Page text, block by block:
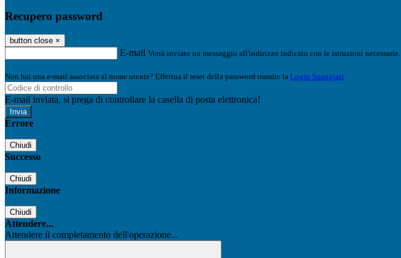
Recupero password
button close ×
E-mail Verrà inviato un messaggio all'indirizzo indicato con le istruzioni necessarie.
Non hai una e-mail associata al nome utente? Effettua il reset della password tramite la Login Spaggiari
E-mail inviata, si prega di controllare la casella di posta elettronica!
Errore
Chiudi
Successo
Chiudi
Informazione
Chiudi
Attendere...
Attendere il completamento dell'operazione...